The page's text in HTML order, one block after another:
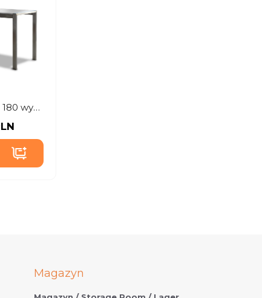
Stół Modern 180 wysoki biały
Magazyn